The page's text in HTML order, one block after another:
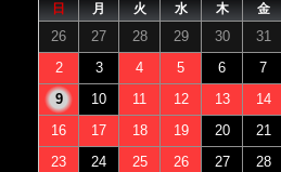
日 月 火 水 木 金
26 27 28 29 30 31
2
3 4 5 6 7
9
10 11 12 13 14
16
17 18 19 20 21
23
24 25 26 27 28